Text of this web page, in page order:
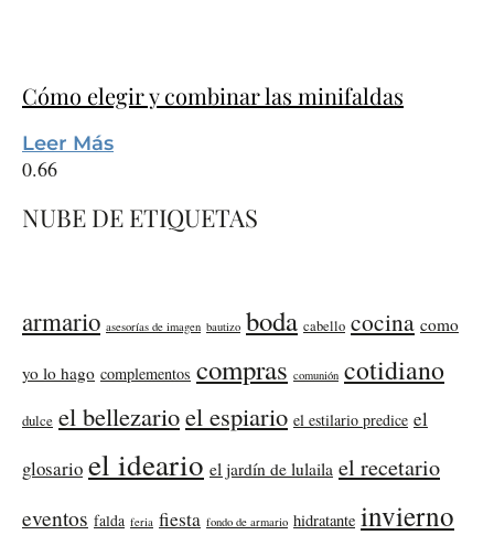
Cómo elegir y combinar las minifaldas
Leer Más
NUBE DE ETIQUETAS
armario asesorías de imagen bautizo boda cabello cocina como
yo lo hago complementos compras comunión cotidiano
dulce el bellezarioel espiario el estilario predice el
glosario el ideario el jardín de lulaila el recetario
eventos falda feria fiesta fondo de armario hidratante invierno